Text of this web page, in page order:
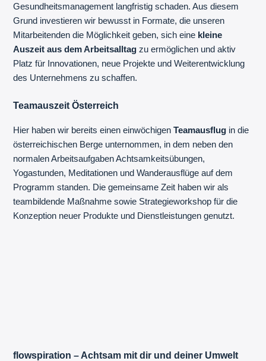
Gesundheitsmanagement langfristig schaden. Aus diesem
Grund investieren wir bewusst in Formate, die unseren
Mitarbeitenden die Möglichkeit geben, sich eine kleine
Auszeit aus dem Arbeitsalltag zu ermöglichen und aktiv
Platz für Innovationen, neue Projekte und Weiterentwicklung
des Unternehmens zu schaffen.
Teamauszeit Österreich
Hier haben wir bereits einen einwöchigenTeamausflug in die
österreichischen Berge unternommen, in dem neben den
normalen Arbeitsaufgaben Achtsamkeitsübungen,
Yogastunden, Meditationen und Wanderausflüge auf dem
Programm standen. Die gemeinsame Zeit haben wir als
teambildende Maßnahme sowie Strategieworkshop für die
Konzeption neuer Produkte und Dienstleistungen genutzt.
flowspiration – Achtsam mit dir und deiner Umwelt